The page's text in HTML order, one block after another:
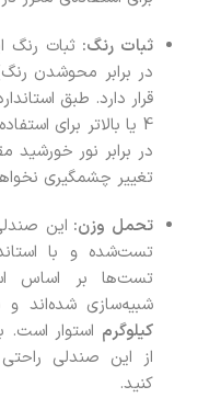
ثبات رنگ: ثبات رنگ
قرار دارد. طبق
4 یا بالاتر برای
در برابر نور خورشید
تغییر چشمگیری
تحمل وزن: این
تست‌شده و با
تست‌ها بر اساس
شبیه‌سازی شده‌اند و
کیلوگرم استوار است.
از این صندلی
کنید.